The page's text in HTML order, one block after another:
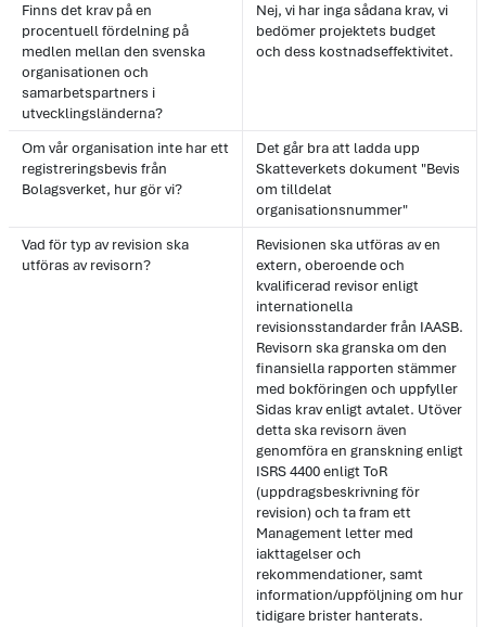
Finns det krav på en
procentuell fördelning på
medlen mellan den svenska
organisationen och
samarbetspartners i
utvecklingsländerna?
Nej, vi har inga sådana krav, vi
bedömer projektets budget
och dess kostnadseffektivitet.
Om vår organisation inte har ett
registreringsbevis från
Bolagsverket, hur gör vi?
Det går bra att ladda upp
Skatteverkets dokument "Bevis
om tilldelat
organisationsnummer"
Vad för typ av revision ska
utföras av revisorn?
Revisionen ska utföras av en
extern, oberoende och
kvalificerad revisor enligt
internationella
revisionsstandarder från IAASB.
Revisorn ska granska om den
finansiella rapporten stämmer
med bokföringen och uppfyller
Sidas krav enligt avtalet. Utöver
detta ska revisorn även
genomföra en granskning enligt
ISRS 4400 enligt ToR
(uppdragsbeskrivning för
revision) och ta fram ett
Management letter med
iakttagelser och
rekommendationer, samt
information/uppföljning om hur
tidigare brister hanterats.